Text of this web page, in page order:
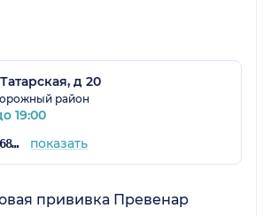
д 20
район
19:00
+7 (491) 277-68-09 показать
прививка Превенар